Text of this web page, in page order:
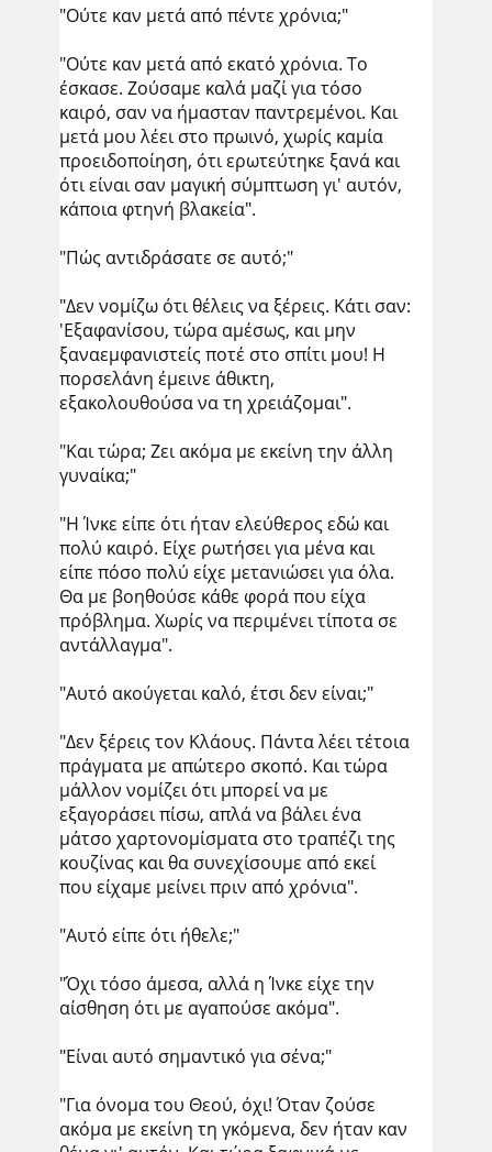
"Ούτε καν μετά από πέντε χρόνια;"
"Ούτε καν μετά από εκατό χρόνια. Το
έσκασε. Ζούσαμε καλά μαζί για τόσο
καιρό, σαν να ήμασταν παντρεμένοι. Και
μετά μου λέει στο πρωινό, χωρίς καμία
προειδοποίηση, ότι ερωτεύτηκε ξανά και
ότι είναι σαν μαγική σύμπτωση γι' αυτόν,
κάποια φτηνή βλακεία".
"Πώς αντιδράσατε σε αυτό;"
"Δεν νομίζω ότι θέλεις να ξέρεις. Κάτι σαν:
'Εξαφανίσου, τώρα αμέσως, και μην
ξαναεμφανιστείς ποτέ στο σπίτι μου! Η
πορσελάνη έμεινε άθικτη,
εξακολουθούσα να τη χρειάζομαι".
"Και τώρα; Ζει ακόμα με εκείνη την άλλη
γυναίκα;"
"Η Ίνκε είπε ότι ήταν ελεύθερος εδώ και
πολύ καιρό. Είχε ρωτήσει για μένα και
είπε πόσο πολύ είχε μετανιώσει για όλα.
Θα με βοηθούσε κάθε φορά που είχα
πρόβλημα. Χωρίς να περιμένει τίποτα σε
αντάλλαγμα".
"Αυτό ακούγεται καλό, έτσι δεν είναι;"
"Δεν ξέρεις τον Κλάους. Πάντα λέει τέτοια
πράγματα με απώτερο σκοπό. Και τώρα
μάλλον νομίζει ότι μπορεί να με
εξαγοράσει πίσω, απλά να βάλει ένα
μάτσο χαρτονομίσματα στο τραπέζι της
κουζίνας και θα συνεχίσουμε από εκεί
που είχαμε μείνει πριν από χρόνια".
"Αυτό είπε ότι ήθελε;"
"Όχι τόσο άμεσα, αλλά η Ίνκε είχε την
αίσθηση ότι με αγαπούσε ακόμα".
"Είναι αυτό σημαντικό για σένα;"
"Για όνομα του Θεού, όχι! Όταν ζούσε
ακόμα με εκείνη τη γκόμενα, δεν ήταν καν